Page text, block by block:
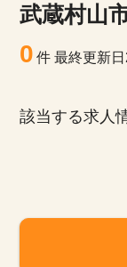
見学会・イベン
よくあるご質問
武蔵村山
0 件最終更新
該当する求人
甲信越・北陸